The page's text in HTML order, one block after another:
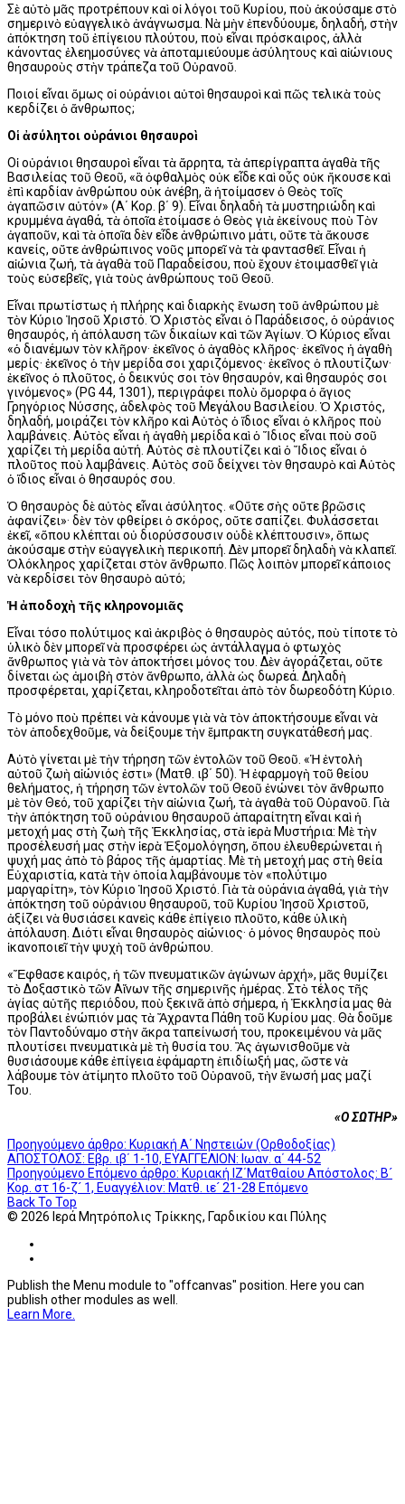
Σὲ αὐτὸ μᾶς προτρέπουν καὶ οἱ λόγοι τοῦ Κυρίου, ποὺ ἀκούσαμε στὸ
σημερινὸ εὐαγγελικὸ ἀνάγνωσμα. Νὰ μὴν ἐπενδύουμε, δηλαδή, στὴν
ἀπόκτηση τοῦ ἐπίγειου πλούτου, ποὺ εἶναι πρόσκαιρος, ἀλλὰ
κάνοντας ἐλεημοσύνες νὰ ἀποταμιεύουμε ἀσύλητους καὶ αἰώνιους
θησαυροὺς στὴν τράπεζα τοῦ Οὐρανοῦ.
Ποιοί εἶναι ὅμως οἱ οὐράνιοι αὐτοὶ θησαυροὶ καὶ πῶς τελικὰ τοὺς
κερδίζει ὁ ἄνθρωπος;
Οἱ ἀσύλητοι οὐράνιοι θησαυροὶ
Οἱ οὐράνιοι θησαυροὶ εἶναι τὰ ἄρρητα, τὰ ἀπερίγραπτα ἀγαθὰ τῆς
Βασιλείας τοῦ Θεοῦ, «ἃ ὀφθαλμὸς οὐκ εἶδε καὶ οὖς οὐκ ἤκουσε καὶ
ἐπὶ καρδίαν ἀνθρώπου οὐκ ἀνέβη, ἃ ἡτοίμασεν ὁ Θεὸς τοῖς
ἀγαπῶσιν αὐτόν» (Α΄ Κορ. β΄ 9). Εἶναι δηλαδὴ τὰ μυστηριώδη καὶ
κρυμμένα ἀγαθά, τὰ ὁποῖα ἑτοίμασε ὁ Θεὸς γιὰ ἐκείνους ποὺ Τὸν
ἀγαποῦν, καὶ τὰ ὁποῖα δὲν εἶδε ἀνθρώπινο μάτι, οὔτε τὰ ἄκουσε
κανείς, οὔτε ἀνθρώπινος νοῦς μπορεῖ νὰ τὰ φαν­τασθεῖ. Εἶναι ἡ
αἰώνια ζωή, τὰ ἀγαθὰ τοῦ Παραδείσου, ποὺ ἔχουν ἑτοιμασθεῖ γιὰ
τοὺς εὐσεβεῖς, γιὰ τοὺς ἀνθρώπους τοῦ Θεοῦ.
Εἶναι πρωτίστως ἡ πλήρης καὶ διαρκὴς ἕνωση τοῦ ἀνθρώπου μὲ
τὸν Κύριο Ἰησοῦ Χριστό. Ὁ Χριστὸς εἶναι ὁ Παράδεισος, ὁ οὐράνιος
θησαυρός, ἡ ἀπόλαυση τῶν δικαίων καὶ τῶν Ἁγίων. Ὁ Κύριος εἶναι
«ὁ διανέμων τὸν κλῆρον· ἐκεῖνος ὁ ἀγαθὸς κλῆρος· ἐκεῖνος ἡ ἀγαθὴ
μερίς· ἐκεῖνος ὁ τὴν μερίδα σοι χαριζόμενος· ἐκεῖνος ὁ πλουτίζων·
ἐκεῖνος ὁ πλοῦτος, ὁ δεικνύς σοι τὸν θησαυρόν, καὶ θησαυρός σοι
γινόμενος» (PG 44, 1301), περιγράφει πο­λὺ ὄμορφα ὁ ἅγιος
Γρηγόριος Νύσσης, ἀδελφὸς τοῦ Μεγάλου Βασιλείου. Ὁ Χριστός,
δηλαδή, μοιράζει τὸν κλῆρο καὶ Αὐτὸς ὁ ἴδιος εἶναι ὁ κλῆρος ποὺ
λαμβάνεις. Αὐτὸς εἶναι ἡ ἀγαθὴ μερίδα καὶ ὁ Ἴδιος εἶναι ποὺ σοῦ
χαρίζει τὴ μερίδα αὐτή. Αὐτὸς σὲ πλουτίζει καὶ ὁ Ἴδιος εἶναι ὁ
πλοῦτος ποὺ λαμβάνεις. Αὐτὸς σοῦ δείχνει τὸν θησαυρὸ καὶ Αὐτὸς
ὁ ἴδιος εἶναι ὁ θησαυρός σου.
Ὁ θησαυρὸς δὲ αὐτὸς εἶναι ἀσύλητος. «Οὔτε σὴς οὔτε βρῶσις
ἀφανίζει»· δὲν τὸν φθείρει ὁ σκόρος, οὔτε σαπίζει. Φυλάσσεται
ἐκεῖ, «ὅπου κλέπται οὐ διορύσσουσιν οὐδὲ κλέπτουσιν», ὅπως
ἀκούσαμε στὴν εὐαγγελικὴ περικοπή. Δὲν μπορεῖ δηλαδὴ νὰ κλαπεῖ.
Ὁλόκληρος χαρίζεται στὸν ἄνθρωπο. Πῶς λοιπὸν μπορεῖ κάποιος
νὰ κερδίσει τὸν θησαυρὸ αὐτό;
Ἡ ἀποδοχὴ τῆς κληρονομιᾶς
Εἶναι τόσο πολύτιμος καὶ ἀκριβὸς ὁ θησαυρὸς αὐτός, ποὺ τίποτε τὸ
ὑλικὸ δὲν μπορεῖ νὰ προσφέρει ὡς ἀντάλλαγμα ὁ φτωχὸς
ἄνθρωπος γιὰ νὰ τὸν ἀποκτήσει μόνος του. Δὲν ἀγοράζεται, οὔτε
δίνεται ὡς ἀμοιβὴ στὸν ἄνθρωπο, ἀλλὰ ὡς δωρεά. Δηλαδὴ
προσφέρεται, χαρίζεται, κληροδοτεῖται ἀπὸ τὸν δωρεοδότη Κύριο.
Τὸ μόνο ποὺ πρέπει νὰ κάνουμε γιὰ νὰ τὸν ἀποκτήσουμε εἶναι νὰ
τὸν ἀποδεχθοῦμε, νὰ δείξουμε τὴν ἔμπρακτη συγκατάθεσή μας.
Αὐτὸ γίνεται μὲ τὴν τήρηση τῶν ἐντολῶν τοῦ Θεοῦ. «Ἡ ἐντολὴ
αὐτοῦ ζωὴ αἰώνιός ἐστι» (Ματθ. ιβ΄ 50). Ἡ ἐφαρμογὴ τοῦ θείου
θελήματος, ἡ τήρηση τῶν ἐντολῶν τοῦ Θεοῦ ἑνώνει τὸν ἄνθρωπο
μὲ τὸν Θεό, τοῦ χαρίζει τὴν αἰώνια ζωή, τὰ ἀγαθὰ τοῦ Οὐρανοῦ. Γιὰ
τὴν ἀπόκτηση τοῦ οὐράνιου θησαυροῦ ἀπαραίτητη εἶναι καὶ ἡ
μετοχή μας στὴ ζωὴ τῆς Ἐκκλησίας, στὰ ἱερὰ Μυστήρια: Μὲ τὴν
προσέλευσή μας στὴν ἱερὰ Ἐξομολόγηση, ὅπου ἐλευθερώνεται ἡ
ψυχή μας ἀπὸ τὸ βάρος τῆς ἁμαρτίας. Μὲ τὴ μετοχή μας στὴ θεία
Εὐχαριστία, κατὰ τὴν ὁποία λαμβάνουμε τὸν «πολύτιμο
μαργαρίτη», τὸν Κύριο Ἰησοῦ Χριστό. Γιὰ τὰ οὐράνια ἀγαθά, γιὰ τὴν
ἀπόκτηση τοῦ οὐράνιου θησαυροῦ, τοῦ Κυρίου Ἰησοῦ Χριστοῦ,
ἀξίζει νὰ θυσιάσει κανεὶς κάθε ἐπίγειο πλοῦτο, κάθε ὑλικὴ
ἀπόλαυση. Διότι εἶναι θησαυρὸς αἰώνιος· ὁ μόνος θησαυρὸς ποὺ
ἱκανοποιεῖ τὴν ψυχὴ τοῦ ἀνθρώπου.
«Ἔφθασε καιρός, ἡ τῶν πνευματικῶν ἀγώνων ἀρχή», μᾶς θυμίζει
τὸ Δοξαστικὸ τῶν Αἴνων τῆς σημερινῆς ἡμέρας. Στὸ τέλος τῆς
ἁγίας αὐτῆς περιόδου, ποὺ ξεκινᾶ ἀπὸ σήμερα, ἡ Ἐκκλησία μας θὰ
προβάλει ἐνώπιόν μας τὰ Ἄχραντα Πάθη τοῦ Κυρίου μας. Θὰ δοῦμε
τὸν Παντοδύναμο στὴν ἄκρα ταπείνωσή του, προκειμένου νὰ μᾶς
πλουτίσει πνευματικὰ μὲ τὴ θυσία του. Ἂς ἀγωνισθοῦμε νὰ
θυσιάσουμε κάθε ἐπίγεια ἐφάμαρτη ἐπιδίωξή μας, ὥστε νὰ
λάβουμε τὸν ἀτίμητο πλοῦτο τοῦ Οὐρανοῦ, τὴν ἕνωσή μας μαζί
Του.
«Ο ΣΩΤΗΡ»
Προηγούμενο άρθρο: Κυριακή Α΄ Νηστειών (Ορθοδοξίας)
ΑΠΟΣΤΟΛΟΣ: Εβρ. ιβ΄ 1-10, ΕΥΑΓΓΕΛΙΟΝ: Ιωαν. α΄ 44-52
Προηγούμενο Επόμενο άρθρο: Κυριακή ΙΖ΄Ματθαίου Απόστολος: Β´
Κορ. στ 16-ζ´ 1, Ευαγγέλιον: Ματθ. ιε´ 21-28 Επόμενο
Back To Top
© 2026 Ιερά Μητρόπολις Τρίκκης, Γαρδικίου και Πύλης
Publish the Menu module to "offcanvas" position. Here you can
publish other modules as well.
Learn More.